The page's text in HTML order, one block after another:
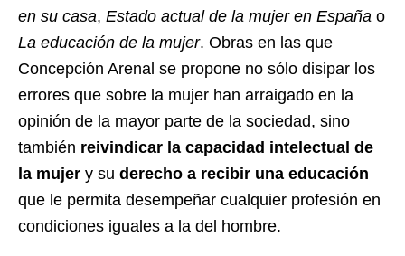
en su casa, Estado actual de la mujer en España o
La educación de la mujer. Obras en las que
Concepción Arenal se propone no sólo disipar los
errores que sobre la mujer han arraigado en la
opinión de la mayor parte de la sociedad, sino
también reivindicar la capacidad intelectual de
la mujer y su derecho a recibir una educación
que le permita desempeñar cualquier profesión en
condiciones iguales a la del hombre.